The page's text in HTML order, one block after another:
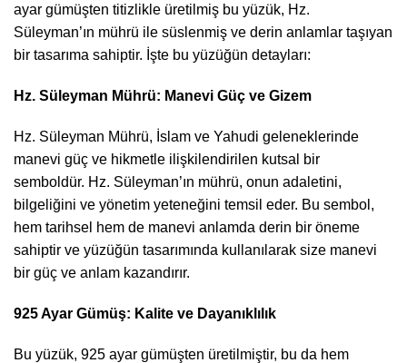
ayar gümüşten titizlikle üretilmiş bu yüzük, Hz.
Süleyman’ın mührü ile süslenmiş ve derin anlamlar taşıyan
bir tasarıma sahiptir. İşte bu yüzüğün detayları:
Hz. Süleyman Mührü: Manevi Güç ve Gizem
Hz. Süleyman Mührü, İslam ve Yahudi geleneklerinde
manevi güç ve hikmetle ilişkilendirilen kutsal bir
semboldür. Hz. Süleyman’ın mührü, onun adaletini,
bilgeliğini ve yönetim yeteneğini temsil eder. Bu sembol,
hem tarihsel hem de manevi anlamda derin bir öneme
sahiptir ve yüzüğün tasarımında kullanılarak size manevi
bir güç ve anlam kazandırır.
925 Ayar Gümüş: Kalite ve Dayanıklılık
Bu yüzük, 925 ayar gümüşten üretilmiştir, bu da hem